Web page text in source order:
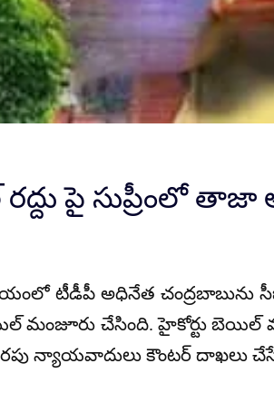
పై సుప్రీంలో తాజా
టీడీపీ అధినేత చంద్రబాబును
మంజూరు చేసింది. హైకోర్టు బెయిల్
తరపు న్యాయవాదులు కౌంటర్ దాఖలు